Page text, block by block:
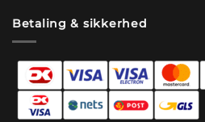
Betaling & sikkerhed